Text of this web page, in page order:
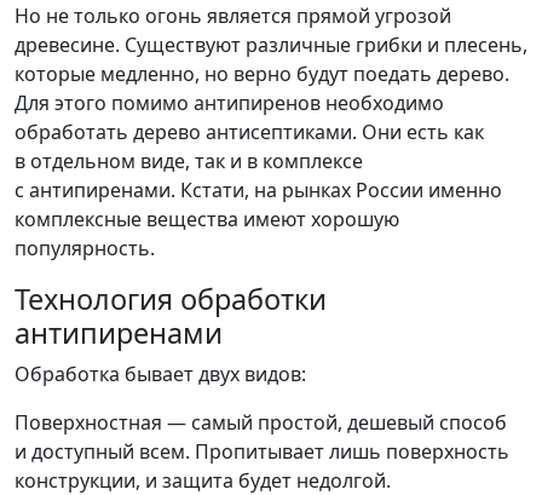
Но не только огонь является прямой угрозой
древесине. Существуют различные грибки и плесень,
которые медленно, но верно будут поедать дерево.
Для этого помимо антипиренов необходимо
обработать дерево антисептиками. Они есть как
в отдельном виде, так и в комплексе
с антипиренами. Кстати, на рынках России именно
комплексные вещества имеют хорошую
популярность.
Технология обработки
антипиренами
Обработка бывает двух видов:
Поверхностная — самый простой, дешевый способ
и доступный всем. Пропитывает лишь поверхность
конструкции, и защита будет недолгой.